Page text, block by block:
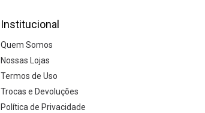
Institucional
Quem Somos
Nossas Lojas
Termos de Uso
Trocas e Devoluções
Política de Privacidade